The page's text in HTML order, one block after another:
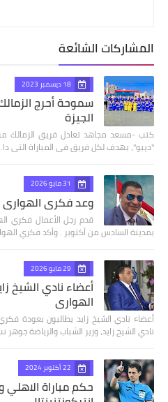
المشاركات الشائعة
18 ديسمبر 2023
سموحة أحرج
الجيزة
"ديبو"، بهدف لكل فريق فى المباراة التى
31 مايو 2026
وعد فكري الهواري
قدم رجل الأعمال فكري
بمدينة السادس من أكتوبر . وأكد فكري
29 مايو 2026
أعضاء نادي الشيخ
الهواري
أعضاء نادي الشيخ زايد يطالبون بعودة
نادي الشيخ زايد، وزير الشباب والرياضة جوهر
22 أكتوبر 2024
حكم مباراة